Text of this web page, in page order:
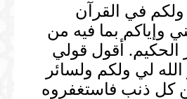
ولكم في القرآن
وإياكم بما فيه من
الحكيم. أقول قولي
لي ولكم ولسائر
كل ذنب فاستغفروه